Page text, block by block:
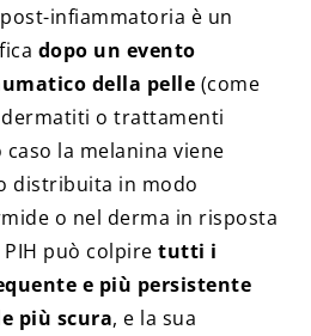
infiammatoria è un
dopo un evento
della pelle (come
dermatiti o trattamenti
la melanina viene
distribuita in modo
o nel derma in risposta
PIH può colpire tutti i
e più persistente
più scura, e la sua